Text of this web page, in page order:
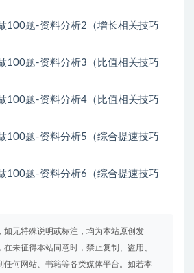
100题-资料分析2（增长相关技巧
100题-资料分析3（比值相关技巧
100题-资料分析4（比值相关技巧
100题-资料分析5（综合提速技巧
100题-资料分析6（综合提速技巧
如无特殊说明或标注，均为本站原创发
未征得本站同意时，禁止复制、盗用、
任何网站、书籍等各类媒体平台。如若本